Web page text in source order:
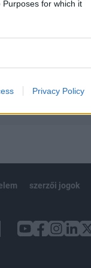
for which it
Privacy Policy
szerzői jogok